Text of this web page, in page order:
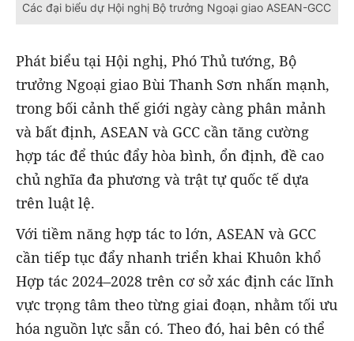
Các đại biểu dự Hội nghị Bộ trưởng Ngoại giao ASEAN-GCC
Phát biểu tại Hội nghị, Phó Thủ tướng, Bộ
trưởng Ngoại giao Bùi Thanh Sơn nhấn mạnh,
trong bối cảnh thế giới ngày càng phân mảnh
và bất định, ASEAN và GCC cần tăng cường
hợp tác để thúc đẩy hòa bình, ổn định, đề cao
chủ nghĩa đa phương và trật tự quốc tế dựa
trên luật lệ.
Với tiềm năng hợp tác to lớn, ASEAN và GCC
cần tiếp tục đẩy nhanh triển khai Khuôn khổ
Hợp tác 2024–2028 trên cơ sở xác định các lĩnh
vực trọng tâm theo từng giai đoạn, nhằm tối ưu
hóa nguồn lực sẵn có. Theo đó, hai bên có thể